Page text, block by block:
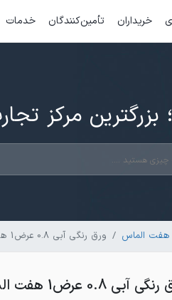
خریداران تأمین‌کنندگان خدمات
هفت الماس ورق رنگی آبی 0.8 عرض1 هفت الماس
هفت الماس